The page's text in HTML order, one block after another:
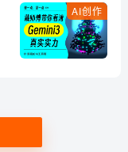
AI创作